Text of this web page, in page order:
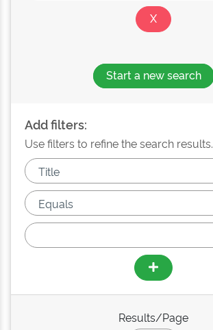
Start a new search
Add filters:
Use filters to refine the search results.
Results/Page